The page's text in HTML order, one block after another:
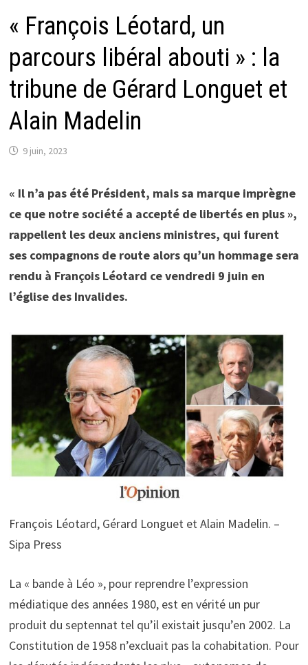
« François Léotard, un
parcours libéral abouti » : la
tribune de Gérard Longuet et
Alain Madelin
9 juin, 2023
« Il n’a pas été Président, mais sa marque imprègne
ce que notre société a accepté de libertés en plus »,
rappellent les deux anciens ministres, qui furent
ses compagnons de route alors qu’un hommage sera
rendu à François Léotard ce vendredi 9 juin en
l’église des Invalides.
François Léotard, Gérard Longuet et Alain Madelin. –
Sipa Press
La « bande à Léo », pour reprendre l’expression
médiatique des années 1980, est en vérité un pur
produit du septennat tel qu’il existait jusqu’en 2002. La
Constitution de 1958 n’excluait pas la cohabitation. Pour